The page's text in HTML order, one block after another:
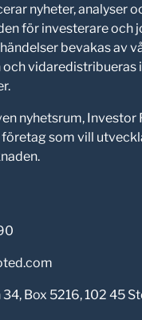
nyheter, analyser
för investerare och
bevakas av
vidaredistribueras
nyhetsrum, Investor
som vill
Box 5216, 102 45